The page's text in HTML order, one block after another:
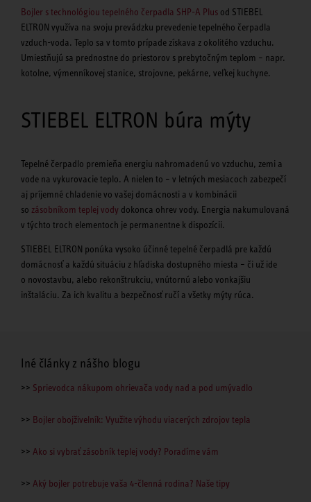
Bojler s technológiou tepelného čerpadla SHP-A Plus od STIEBEL
ELTRON využíva na svoju prevádzku prevedenie tepelného čerpadla
vzduch-voda. Teplo sa v tomto prípade získava z okolitého vzduchu.
Umiestňujú sa prednostne do priestorov s prebytočným teplom – napr.
kotolne, výmenníkovej stanice, strojovne, pekárne, veľkej kuchyne.
STIEBEL ELTRON búra mýty
Tepelné čerpadlo premieňa energiu nahromadenú vo vzduchu, zemi a
vode na vykurovacie teplo. A nielen to – v letných mesiacoch zabezpečí
aj príjemné chladenie vo vašej domácnosti a v kombinácii
so zásobníkom teplej vody dokonca ohrev vody. Energia nakumulovaná
v týchto troch elementoch je permanentne k dispozícii.
STIEBEL ELTRON ponúka vysoko účinné tepelné čerpadlá pre každú
domácnosť a každú situáciu z hľadiska dostupného miesta – či už ide
o novostavbu, alebo rekonštrukciu, vnútornú alebo vonkajšiu
inštaláciu. Za ich kvalitu a bezpečnosť ručí a všetky mýty rúca.
Iné články z nášho blogu
>> Sprievodca nákupom ohrievača vody nad a pod umývadlo
>> Bojler obojživelník: Využite výhodu viacerých zdrojov tepla
>> Ako si vybrať zásobník teplej vody? Poradíme vám
>> Aký bojler potrebuje vaša 4-členná rodina? Naše tipy